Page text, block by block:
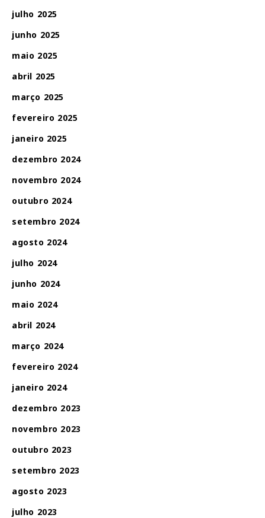
julho 2025
junho 2025
maio 2025
abril 2025
março 2025
fevereiro 2025
janeiro 2025
dezembro 2024
novembro 2024
outubro 2024
setembro 2024
agosto 2024
julho 2024
junho 2024
maio 2024
abril 2024
março 2024
fevereiro 2024
janeiro 2024
dezembro 2023
novembro 2023
outubro 2023
setembro 2023
agosto 2023
julho 2023